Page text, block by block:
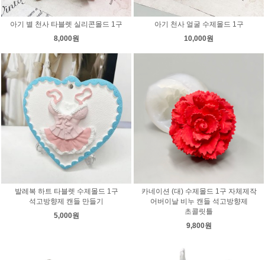
아기 별 천사 타블렛 실리콘몰드 1구
8,000원
아기 천사 얼굴 수제몰드 1구
10,000원
발레복 하트 타블렛 수제몰드 1구
석고방향제 캔들 만들기
5,000원
카네이션 (대) 수제몰드 1구 자체제작
어버이날 비누 캔들 석고방향제
초콜릿틀
9,800원